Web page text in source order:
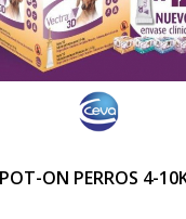
ON PERROS 4-